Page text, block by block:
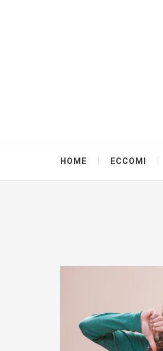
HOME ECCOMI